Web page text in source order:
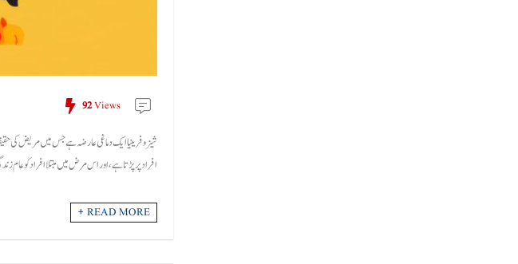
92Views
شیزوفرینیا ایک دماغی عارضہ ہے جس میں مریض کی
افراد پر پڑتا ہے، اور اس مرض میں مبتلا افراد کو عام
READ MORE +